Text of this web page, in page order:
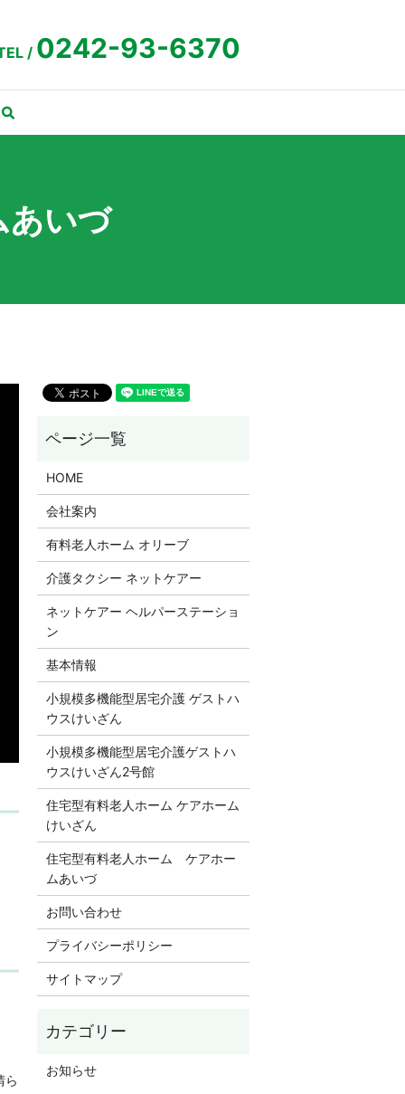
search
/ 0242-93-6370
いづ
ら
HOME
会社案内
有料老人ホーム オリーブ
介護タクシー ネットケアー
ネットケアー ヘルパーステーショ
ン
基本情報
小規模多機能型居宅介護 ゲストハ
ウスけいざん
小規模多機能型居宅介護ゲストハ
ウスけいざん2号館
住宅型有料老人ホーム ケアホーム
けいざん
住宅型有料老人ホーム ケアホー
ムあいづ
お問い合わせ
プライバシーポリシー
サイトマップ
お知らせ